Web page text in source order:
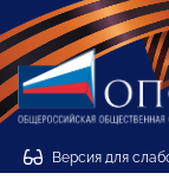
Версия для